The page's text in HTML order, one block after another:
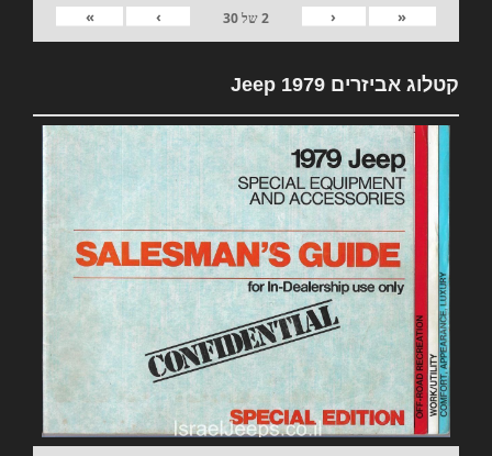
«
‹
2של30
›
»
קטלוג אביזרים 1979 Jeep